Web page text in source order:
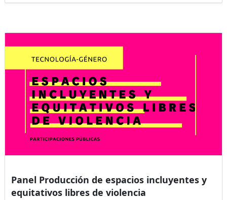
Panel Producción de espacios incluyentes y
equitativos libres de violencia